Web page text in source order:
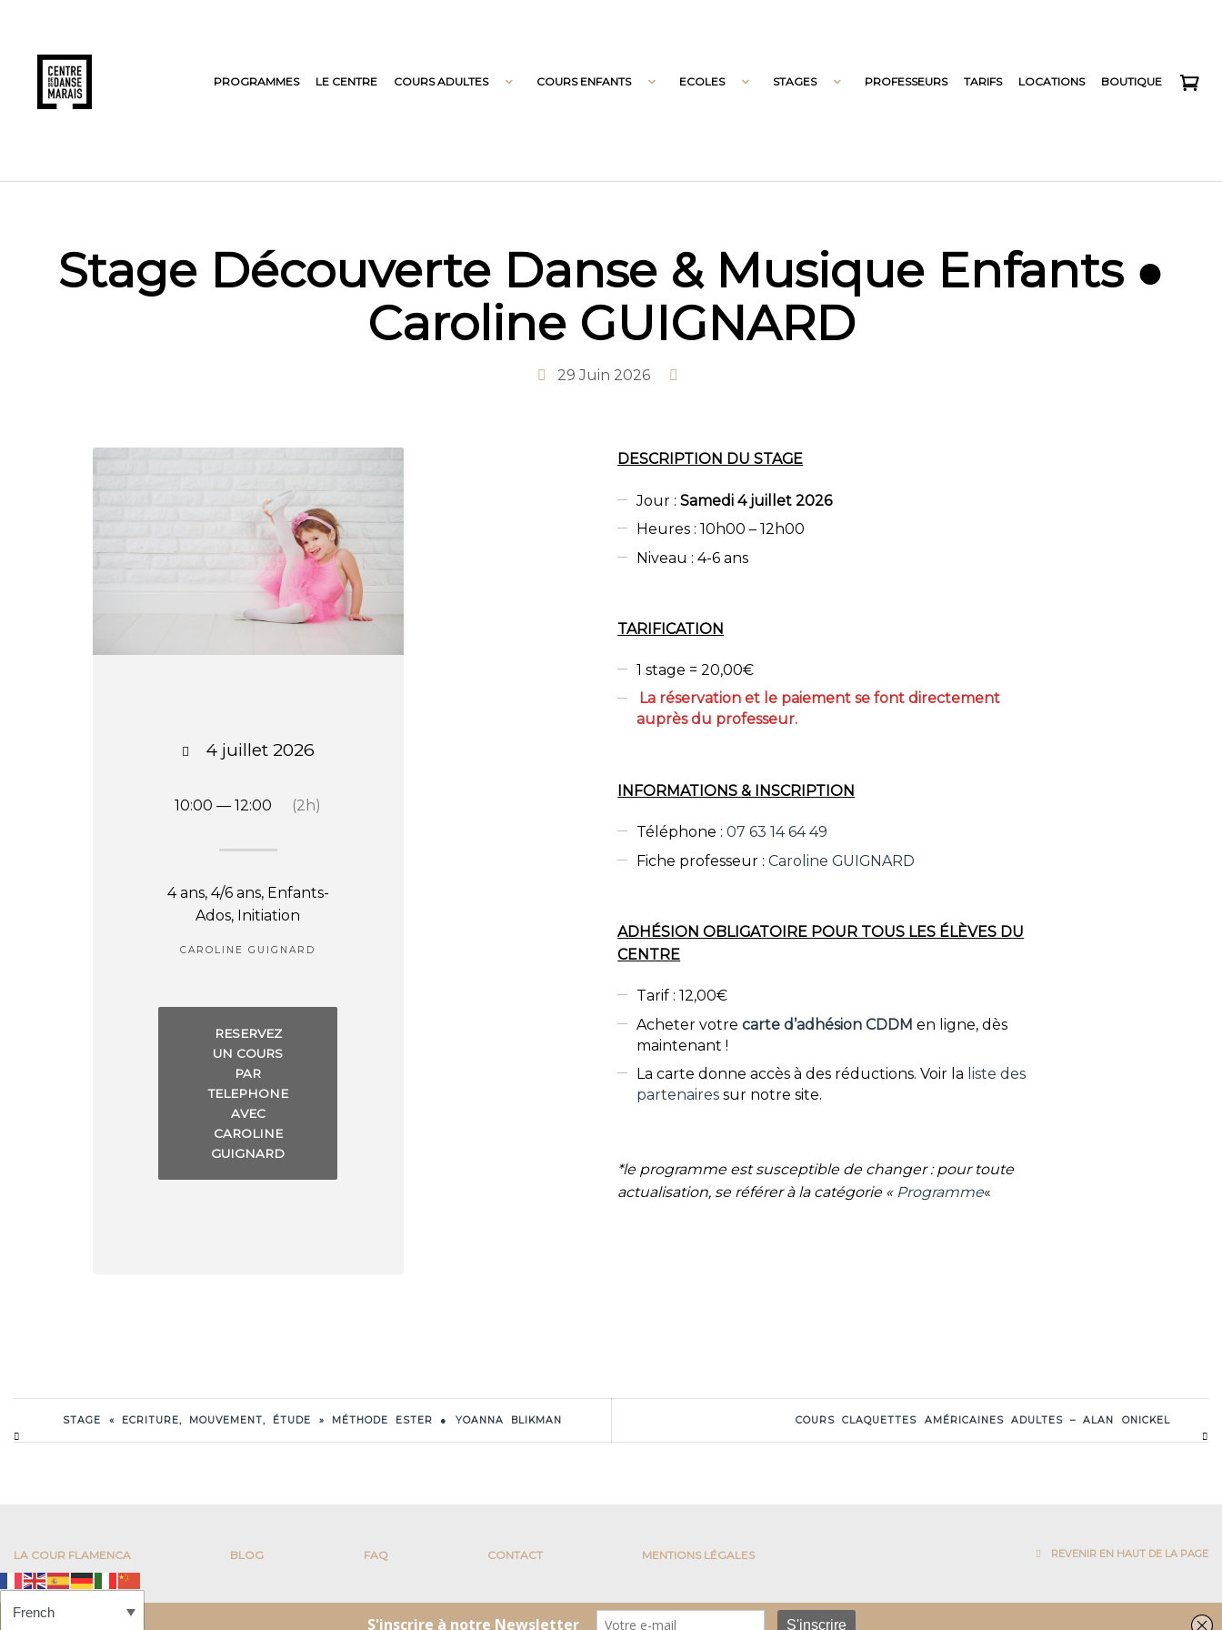
PROGRAMMES LE CENTRE COURS ADULTES COURS ENFANTS ECOLES STAGES PROFESSEURS TARIFS LOCATIONS BOUTIQUE
Stage Découverte Danse & Musique Enfants ●
Caroline GUIGNARD
29 Juin 2026
DESCRIPTION DU STAGE
Jour : Samedi 4 juillet 2026
Heures : 10h00 – 12h00
Niveau : 4-6 ans
TARIFICATION
1 stage = 20,00€
La réservation et le paiement se font directement
auprès du professeur.
INFORMATIONS & INSCRIPTION
Téléphone : 07 63 14 64 49
Fiche professeur : Caroline GUIGNARD
ADHÉSION OBLIGATOIRE POUR TOUS LES ÉLÈVES DU
CENTRE
Tarif : 12,00€
Acheter votre carte d’adhésion CDDM en ligne, dès
maintenant !
La carte donne accès à des réductions. Voir la liste des
partenairessur notre site.
*le programme est susceptible de changer : pour toute
actualisation, se référer à la catégorie « Programme«
4 juillet 2026
10:00 — 12:00 (2h)
4 ans, 4/6 ans, Enfants-
Ados, Initiation
CAROLINE GUIGNARD
RESERVEZ
UN COURS
PAR
TELEPHONE
AVEC
CAROLINE
GUIGNARD
STAGE « ECRITURE, MOUVEMENT, ÉTUDE » MÉTHODE ESTER ● YOANNA BLIKMAN COURS CLAQUETTES AMÉRICAINES ADULTES – ALAN ONICKEL
LA COUR FLAMENCA BLOG FAQ CONTACT MENTIONS LÉGALES REVENIR EN HAUT DE LA PAGE